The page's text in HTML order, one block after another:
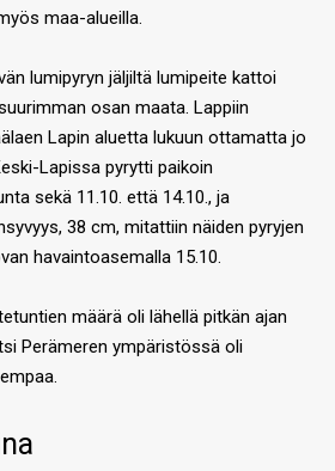
maa-alueilla.
lumipyryn jäljiltä lumipeite kattoi
osan maata. Lappiin
Lapin aluetta lukuun ottamatta jo
Lapissa pyrytti paikoin
sekä 11.10. että 14.10., ja
38 cm, mitattiin näiden pyryjen
havaintoasemalla 15.10.
määrä oli lähellä pitkän ajan
Perämeren ympäristössä oli